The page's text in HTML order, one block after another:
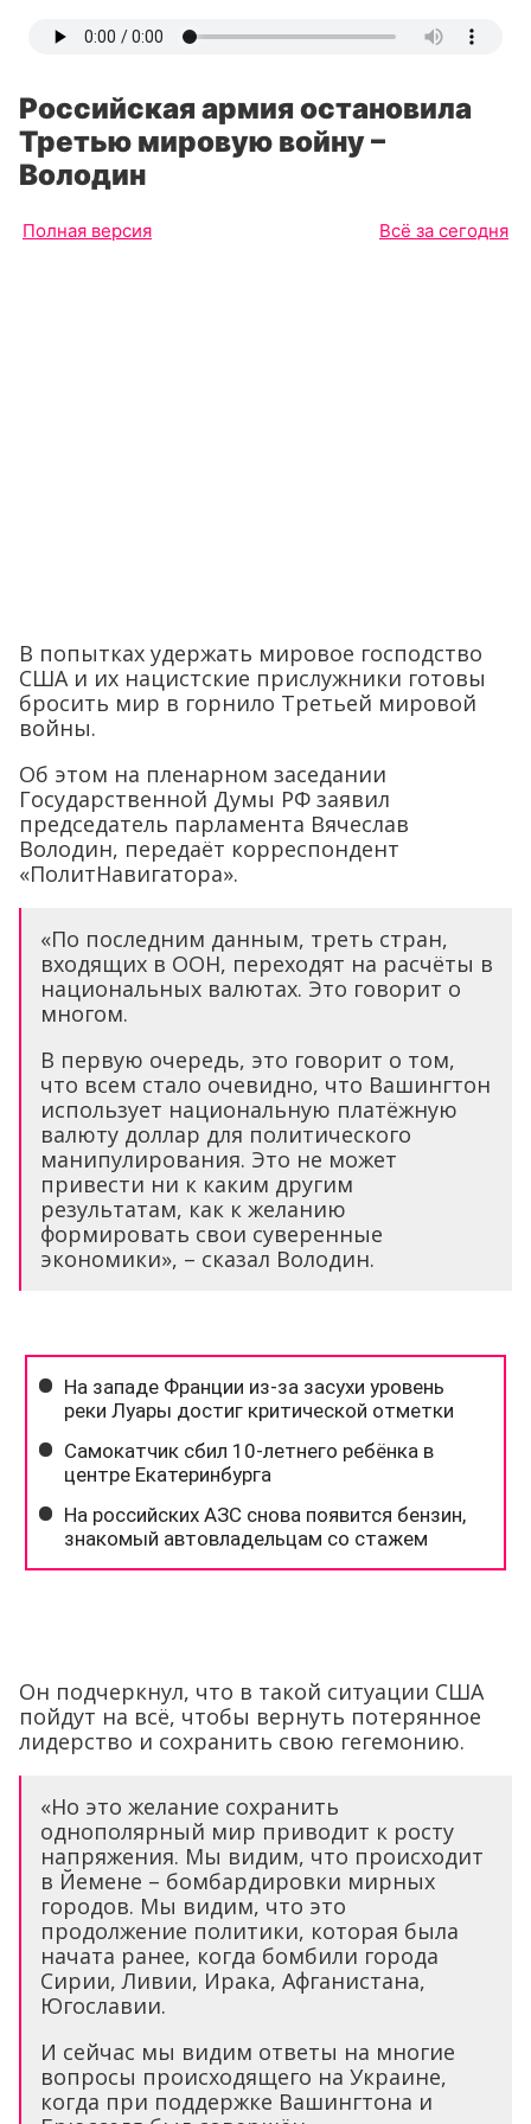
Российская армия остановила
Третью мировую войну –
Володин
Полная версия Всё за сегодня
В попытках удержать мировое господство
США и их нацистские прислужники готовы
бросить мир в горнило Третьей мировой
войны.
Об этом на пленарном заседании
Государственной Думы РФ заявил
председатель парламента Вячеслав
Володин, передаёт корреспондент
«ПолитНавигатора».
«По последним данным, треть стран,
входящих в ООН, переходят на расчёты в
национальных валютах. Это говорит о
многом.
В первую очередь, это говорит о том,
что всем стало очевидно, что Вашингтон
использует национальную платёжную
валюту доллар для политического
манипулирования. Это не может
привести ни к каким другим
результатам, как к желанию
формировать свои суверенные
экономики», – сказал Володин.
Он подчеркнул, что в такой ситуации США
пойдут на всё, чтобы вернуть потерянное
лидерство и сохранить свою гегемонию.
«Но это желание сохранить
однополярный мир приводит к росту
напряжения. Мы видим, что происходит
в Йемене – бомбардировки мирных
городов. Мы видим, что это
продолжение политики, которая была
начата ранее, когда бомбили города
Сирии, Ливии, Ирака, Афганистана,
Югославии.
И сейчас мы видим ответы на многие
вопросы происходящего на Украине,
когда при поддержке Вашингтона и